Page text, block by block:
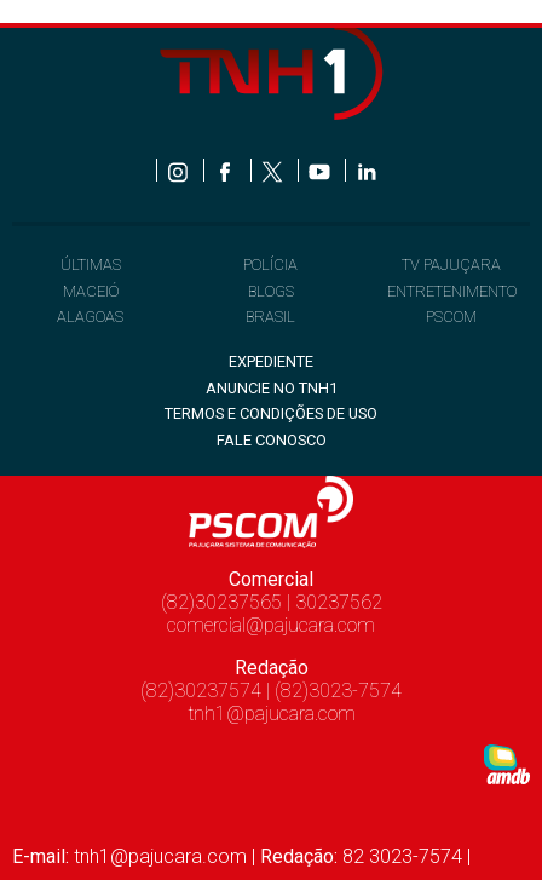
ÚLTIMAS
MACEIÓ
ALAGOAS
POLÍCIA
BLOGS
BRASIL
TV PAJUÇARA
ENTRETENIMENTO
PSCOM
EXPEDIENTE
ANUNCIE NO TNH1
TERMOS E CONDIÇÕES DE USO
FALE CONOSCO
Comercial
(82)30237565 | 30237562
comercial@pajucara.com
Redação
(82)30237574 | (82)3023-7574
tnh1@pajucara.com
E-mail: tnh1@pajucara.com | Redação: 82 3023-7574 |